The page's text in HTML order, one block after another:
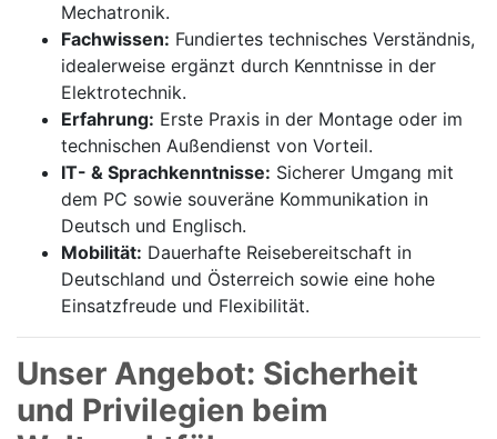
Mechatronik.
Fachwissen: Fundiertes technisches Verständnis,
idealerweise ergänzt durch Kenntnisse in der
Elektrotechnik.
Erfahrung: Erste Praxis in der Montage oder im
technischen Außendienst von Vorteil.
IT- & Sprachkenntnisse: Sicherer Umgang mit
dem PC sowie souveräne Kommunikation in
Deutsch und Englisch.
Mobilität: Dauerhafte Reisebereitschaft in
Deutschland und Österreich sowie eine hohe
Einsatzfreude und Flexibilität.
Unser Angebot: Sicherheit
und Privilegien beim